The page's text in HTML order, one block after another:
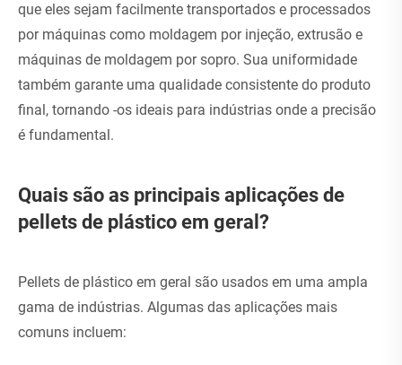
que eles sejam facilmente transportados e processados ​​
por máquinas como moldagem por injeção, extrusão e
máquinas de moldagem por sopro. Sua uniformidade
também garante uma qualidade consistente do produto
final, tornando -os ideais para indústrias onde a precisão
é fundamental.
Quais são as principais aplicações de
pellets de plástico em geral?
Pellets de plástico em geral são usados ​​em uma ampla
gama de indústrias. Algumas das aplicações mais
comuns incluem: